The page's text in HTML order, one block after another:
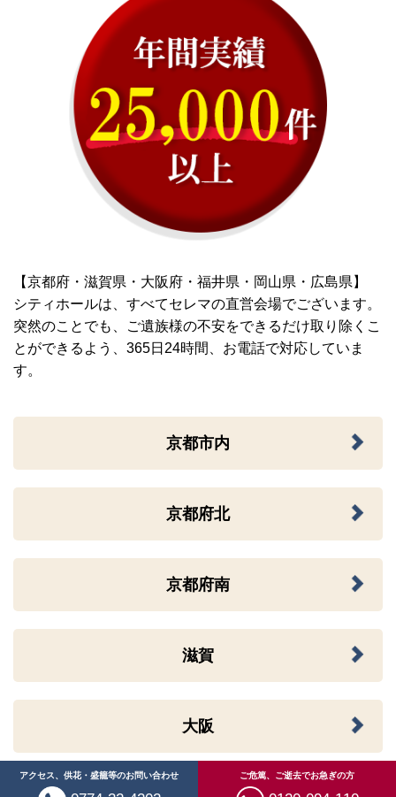
【京都府・滋賀県・大阪府・福井県・岡山県・広島県】
シティホールは、すべてセレマの直営会場でございます。
突然のことでも、ご遺族様の不安をできるだけ取り除くこ
とができるよう、365日24時間、お電話で対応していま
す。
京都市内
京都府北
京都府南
滋賀
大阪
ご危篤、ご逝去でお急ぎの方
アクセス、供花・盛籠等のお問い合わせ